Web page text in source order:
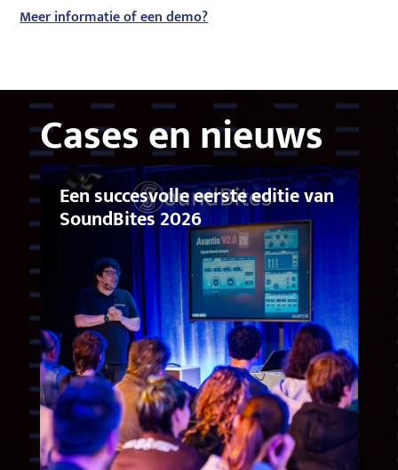
Meer informatie of een demo?
Cases en nieuws
Een succesvolle eerste editie van
SoundBites 2026